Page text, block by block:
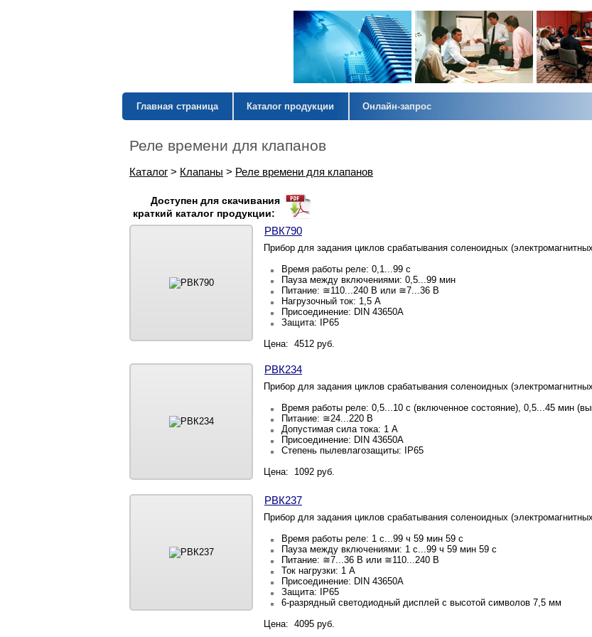
Главная страница Каталог продукции Онлайн-запрос
Реле времени для клапанов
Каталог > Клапаны > Реле времени для клапанов
Доступен для скачивания
краткий каталог продукции:
РВК790
Прибор для задания циклов срабатывания соленоидных
Время работы реле: 0,1...99 с
Пауза между включениями: 0,5...99 мин
Питание: ≅110...240 В или ≅7...36 В
Нагрузочный ток: 1,5 А
Присоединение: DIN 43650A
Защита: IP65
Цена: 4512 руб.
РВК234
Прибор для задания циклов срабатывания соленоидных
Время работы реле: 0,5...10 с (включенное состояние), 0,5...45 мин
Питание: ≅24...220 В
Допустимая сила тока: 1 А
Присоединение: DIN 43650A
Степень пылевлагозащиты: IP65
Цена: 1092 руб.
РВК237
Прибор для задания циклов срабатывания соленоидных
Время работы реле: 1 с...99 ч 59 мин 59 с
Пауза между включениями: 1 с...99 ч 59 мин 59 с
Питание: ≅7...36 В или ≅110...240 В
Ток нагрузки: 1 А
Присоединение: DIN 43650A
Защита: IP65
6-разрядный светодиодный дисплей с высотой символов 7,5 мм
Цена: 4095 руб.